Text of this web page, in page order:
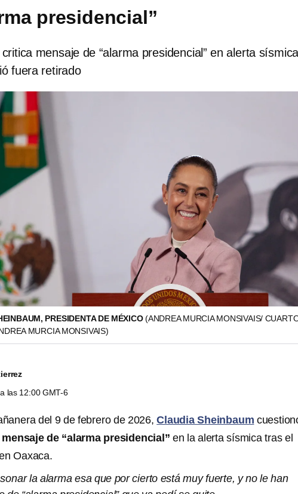
presidencial”
mensaje de “alarma presidencial” en alerta
fuera retirado
PRESIDENTA DE MÉXICO(ANDREA MURCIA MONSIVAIS/
MURCIA MONSIVAIS)
las 12:00 GMT-6
del 9 de febrero de 2026,Claudia Sheinbaum
mensaje de “alarma presidencial” en la alerta sísmica tras el
Oaxaca.
la alarma esa que por cierto está muy fuerte, y no le han